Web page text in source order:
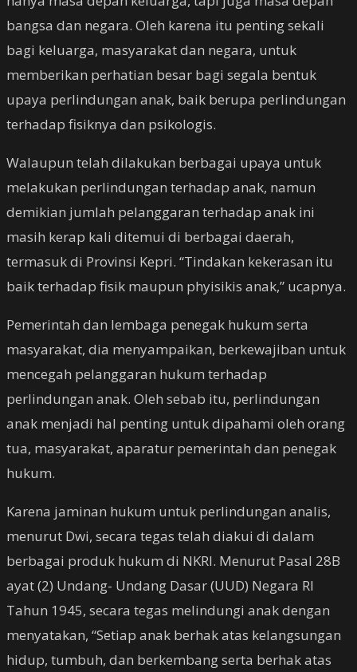
bangsa dan negara. Oleh karena itu penting sekali
bagi keluarga, masyarakat dan negara, untuk
memberikan perhatian besar bagi segala bentuk
upaya perlindungan anak, baik berupa perlindungan
terhadap fisiknya dan psikologis.
Walaupun telah dilakukan berbagai upaya untuk
melakukan perlindungan terhadap anak, namun
demikian jumlah pelanggaran terhadap anak ini
masih kerap kali ditemui di berbagai daerah,
termasuk di Provinsi Kepri. “Tindakan kekerasan itu
baik terhadap fisik maupun phyisikis anak,” ucapnya.
Pemerintah dan lembaga penegak hukum serta
masyarakat, dia menyampaikan, berkewajiban untuk
mencegah pelanggaran hukum terhadap
perlindungan anak. Oleh sebab itu, perlindungan
anak menjadi hal penting untuk dipahami oleh orang
tua, masyarakat, aparatur pemerintah dan penegak
hukum.
Karena jaminan hukum untuk perlindungan analis,
menurut Dwi, secara tegas telah diakui di dalam
berbagai produk hukum di NKRI. Menurut Pasal 28B
ayat (2) Undang- Undang Dasar (UUD) Negara RI
Tahun 1945, secara tegas melindungi anak dengan
menyatakan, “Setiap anak berhak atas kelangsungan
hidup, tumbuh, dan berkembang serta berhak atas